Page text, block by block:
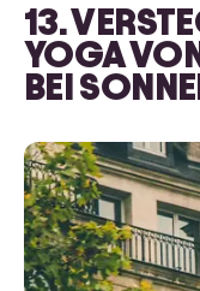
13.
YOGA
BEI